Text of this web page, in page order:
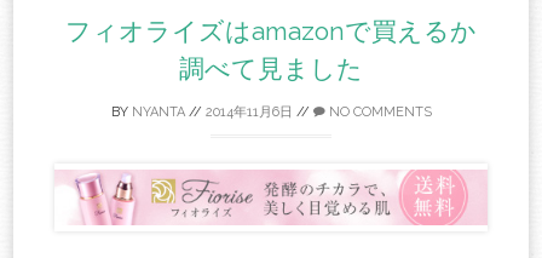
フィオライズはamazonで買えるか
調べて見ました
BY NYANTA// 2014年11月6日 // NO COMMENTS